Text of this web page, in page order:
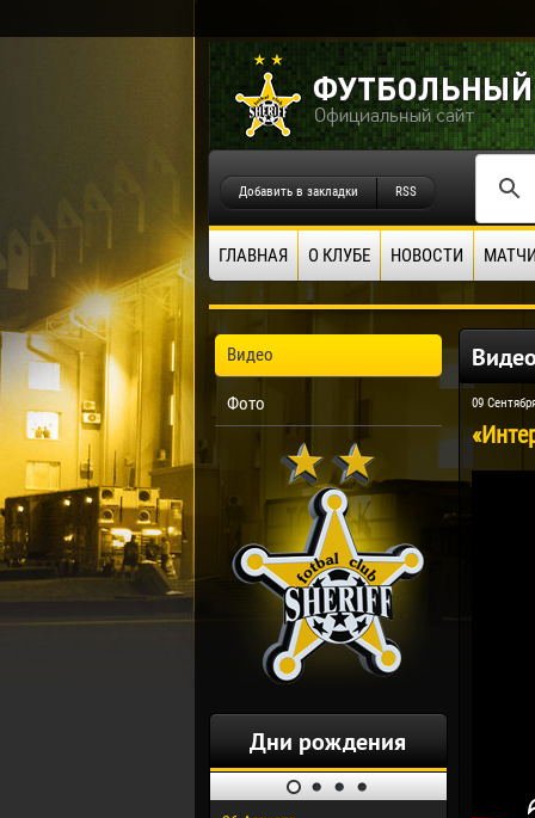
Добавить в закладки RSS
ГЛАВНАЯ О КЛУБЕ НОВОСТИ МАТЧИ
Видео
Фото
Дни рождения
Видео
09